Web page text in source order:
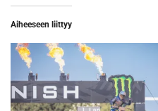
Aiheeseen liittyy